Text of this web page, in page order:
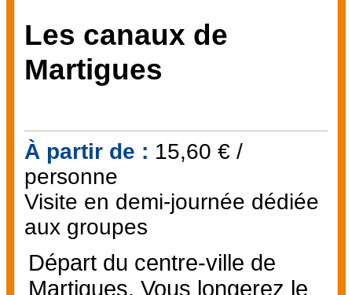
Les canaux de
Martigues
À partir de : 15,60 € /
personne
Visite en demi-journée dédiée
aux groupes
Départ du centre-ville de
Martigues. Vous longerez le